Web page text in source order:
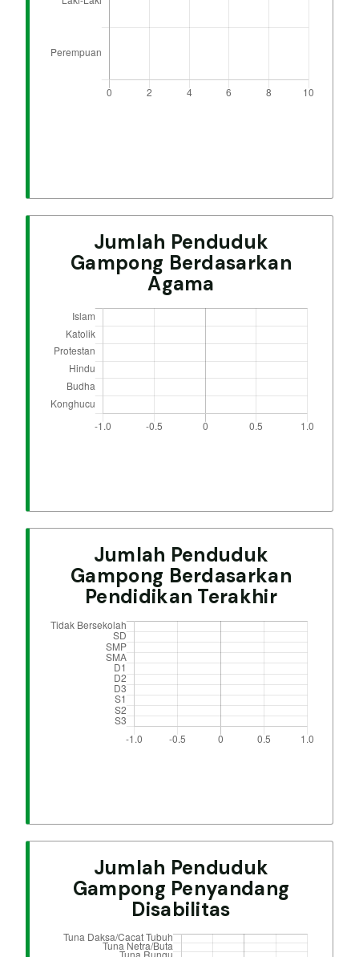
Jumlah Penduduk
Gampong Berdasarkan
Agama
Jumlah Penduduk
Gampong Berdasarkan
Pendidikan Terakhir
Jumlah Penduduk
Gampong Penyandang
Disabilitas